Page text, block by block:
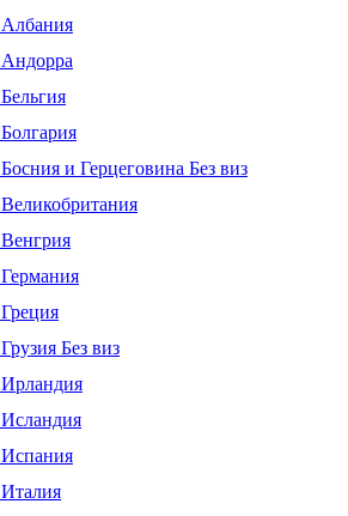
Албания
Андорра
Бельгия
Болгария
Босния и Герцеговина Без виз
Великобритания
Венгрия
Германия
Греция
Грузия Без виз
Ирландия
Исландия
Испания
Италия